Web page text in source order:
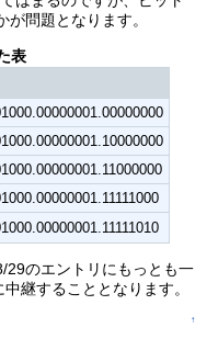
問題となります。
表
29のエントリにもっとも一
継することとなります。
↑